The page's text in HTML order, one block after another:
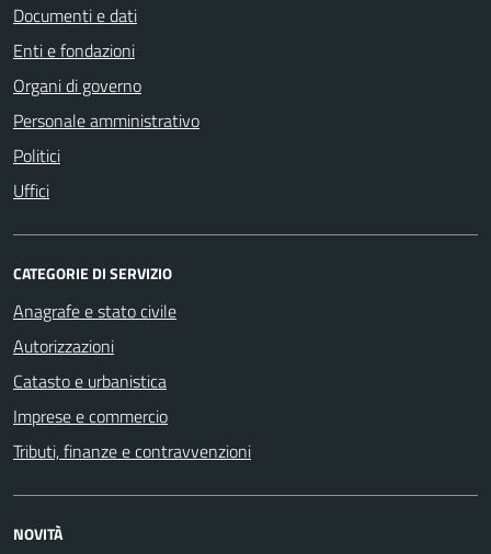
Documenti e dati
Enti e fondazioni
Organi di governo
Personale amministrativo
Politici
Uffici
CATEGORIE DI SERVIZIO
Anagrafe e stato civile
Autorizzazioni
Catasto e urbanistica
Imprese e commercio
Tributi, finanze e contravvenzioni
NOVITÀ